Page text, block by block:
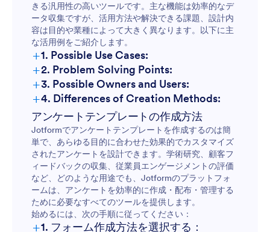
きる汎用性の高いツールです。主な機能は効率的なデ
ータ収集ですが、活用方法や解決できる課題、設計内
容は目的や業種によって大きく異なります。以下に主
な活用例をご紹介します。
+1. Possible Use Cases:
+2. Problem Solving Points:
+3. Possible Owners and Users:
+4. Differences of Creation Methods:
アンケートテンプレートの作成方法
Jotformでアンケートテンプレートを作成するのは簡
単で、あらゆる目的に合わせた効果的でカスタマイズ
されたアンケートを設計できます。学術研究、顧客フ
ィードバックの収集、従業員エンゲージメントの評価
など、どのような用途でも、Jotformのプラットフォ
ームは、アンケートを効率的に作成・配布・管理する
ために必要なすべてのツールを提供します。
始めるには、次の手順に従ってください：
+1. フォーム作成方法を選択する：